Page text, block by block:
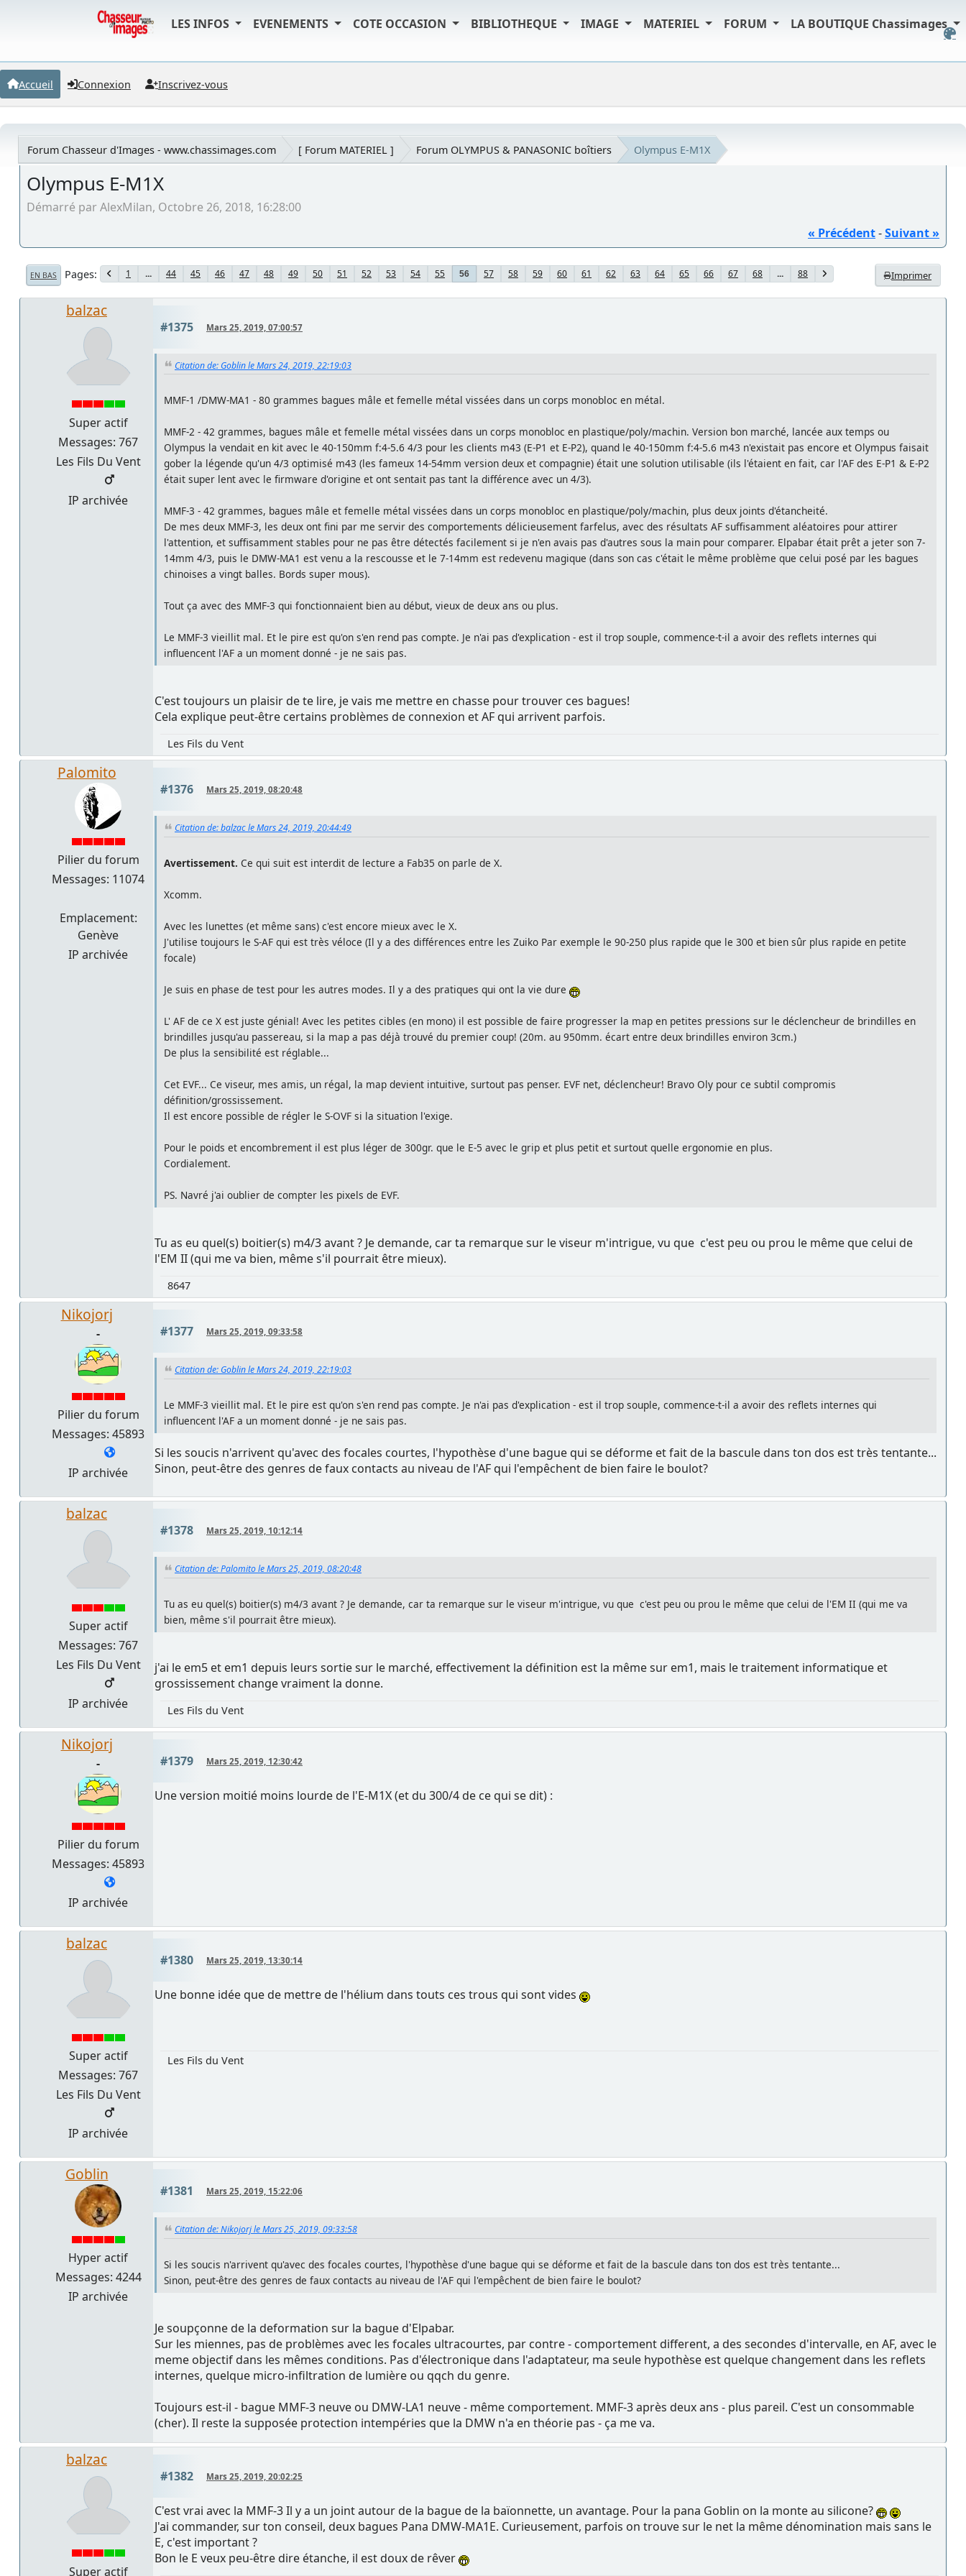
LES INFOS EVENEMENTS COTE OCCASION BIBLIOTHEQUE IMAGE MATERIEL FORUM LA BOUTIQUE Chassimages
Accueil Connexion Inscrivez-vous
Forum Chasseur d'Images - www.chassimages.com [ Forum MATERIEL ] Forum OLYMPUS & PANASONIC boîtiers Olympus E-M1X
Olympus E-M1X
Démarré par AlexMilan, Octobre 26, 2018, 16:28:00
« Précédent-Suivant »
Imprimer
EN BAS Pages 1 ... 44 45 46 47 48 49 50 51 52 53 54 55 56 57 58 59 60 61 62 63 64 65 66 67 68 ... 88
balzac
Super actif
Messages: 767
Les Fils Du Vent
IP archivée
#1375 Mars 25, 2019, 07:00:57
Citation de: Goblin le Mars 24, 2019, 22:19:03
MMF-1 /DMW-MA1 - 80 grammes bagues mâle et femelle métal vissées dans un corps monobloc en métal.
MMF-2 - 42 grammes, bagues mâle et femelle métal vissées dans un corps monobloc en plastique/poly/machin. Version bon marché, lancée aux temps ou
Olympus la vendait en kit avec le 40-150mm f:4-5.6 4/3 pour les clients m43 (E-P1 et E-P2), quand le 40-150mm f:4-5.6 m43 n'existait pas encore et Olympus faisait
gober la légende qu'un 4/3 optimisé m43 (les fameux 14-54mm version deux et compagnie) était une solution utilisable (ils l'étaient en fait, car l'AF des E-P1 & E-P2
était super lent avec le firmware d'origine et ont sentait pas tant la différence avec un 4/3).
MMF-3 - 42 grammes, bagues mâle et femelle métal vissées dans un corps monobloc en plastique/poly/machin, plus deux joints d'étancheité.
De mes deux MMF-3, les deux ont fini par me servir des comportements délicieusement farfelus, avec des résultats AF suffisamment aléatoires pour attirer
l'attention, et suffisamment stables pour ne pas être détectés facilement si je n'en avais pas d'autres sous la main pour comparer. Elpabar était prêt a jeter son 7-
14mm 4/3, puis le DMW-MA1 est venu a la rescousse et le 7-14mm est redevenu magique (dans son cas c'était le même problème que celui posé par les bagues
chinoises a vingt balles. Bords super mous).
Tout ça avec des MMF-3 qui fonctionnaient bien au début, vieux de deux ans ou plus.
Le MMF-3 vieillit mal. Et le pire est qu'on s'en rend pas compte. Je n'ai pas d'explication - est il trop souple, commence-t-il a avoir des reflets internes qui
influencent l'AF a un moment donné - je ne sais pas.
C'est toujours un plaisir de te lire, je vais me mettre en chasse pour trouver ces bagues!
Cela explique peut-être certains problèmes de connexion et AF qui arrivent parfois.
Les Fils du Vent
Palomito
Pilier du forum
Messages: 11074
Emplacement:
Genève
IP archivée
#1376 Mars 25, 2019, 08:20:48
Citation de: balzac le Mars 24, 2019, 20:44:49
Avertissement. Ce qui suit est interdit de lecture a Fab35 on parle de X.
Xcomm.
Avec les lunettes (et même sans) c'est encore mieux avec le X.
J'utilise toujours le S-AF qui est très véloce (Il y a des différences entre les Zuiko Par exemple le 90-250 plus rapide que le 300 et bien sûr plus rapide en petite
focale)
Je suis en phase de test pour les autres modes. Il y a des pratiques qui ont la vie dure
L' AF de ce X est juste génial! Avec les petites cibles (en mono) il est possible de faire progresser la map en petites pressions sur le déclencheur de brindilles en
brindilles jusqu'au passereau, si la map a pas déjà trouvé du premier coup! (20m. au 950mm. écart entre deux brindilles environ 3cm.)
De plus la sensibilité est réglable...
Cet EVF... Ce viseur, mes amis, un régal, la map devient intuitive, surtout pas penser. EVF net, déclencheur! Bravo Oly pour ce subtil compromis
définition/grossissement.
Il est encore possible de régler le S-OVF si la situation l'exige.
Pour le poids et encombrement il est plus léger de 300gr. que le E-5 avec le grip et plus petit et surtout quelle ergonomie en plus.
Cordialement.
PS. Navré j'ai oublier de compter les pixels de EVF.
Tu as eu quel(s) boitier(s) m4/3 avant ? Je demande, car ta remarque sur le viseur m'intrigue, vu que c'est peu ou prou le même que celui de
l'EM II (qui me va bien, même s'il pourrait être mieux).
8647
Nikojorj
-
Pilier du forum
Messages: 45893
IP archivée
#1377 Mars 25, 2019, 09:33:58
Citation de: Goblin le Mars 24, 2019, 22:19:03
Le MMF-3 vieillit mal. Et le pire est qu'on s'en rend pas compte. Je n'ai pas d'explication - est il trop souple, commence-t-il a avoir des reflets internes qui
influencent l'AF a un moment donné - je ne sais pas.
Si les soucis n'arrivent qu'avec des focales courtes, l'hypothèse d'une bague qui se déforme et fait de la bascule dans ton dos est très tentante...
Sinon, peut-être des genres de faux contacts au niveau de l'AF qui l'empêchent de bien faire le boulot?
balzac
Super actif
Messages: 767
Les Fils Du Vent
IP archivée
#1378 Mars 25, 2019, 10:12:14
Citation de: Palomito le Mars 25, 2019, 08:20:48
Tu as eu quel(s) boitier(s) m4/3 avant ? Je demande, car ta remarque sur le viseur m'intrigue, vu que c'est peu ou prou le même que celui de l'EM II (qui me va
bien, même s'il pourrait être mieux).
j'ai le em5 et em1 depuis leurs sortie sur le marché, effectivement la définition est la même sur em1, mais le traitement informatique et
grossissement change vraiment la donne.
Les Fils du Vent
Nikojorj
-
Pilier du forum
Messages: 45893
IP archivée
#1379 Mars 25, 2019, 12:30:42
Une version moitié moins lourde de l'E-M1X (et du 300/4 de ce qui se dit) :
balzac
Super actif
Messages: 767
Les Fils Du Vent
IP archivée
#1380 Mars 25, 2019, 13:30:14
Une bonne idée que de mettre de l'hélium dans touts ces trous qui sont vides
Les Fils du Vent
Goblin
Hyper actif
Messages: 4244
IP archivée
#1381 Mars 25, 2019, 15:22:06
Citation de: Nikojorj le Mars 25, 2019, 09:33:58
Si les soucis n'arrivent qu'avec des focales courtes, l'hypothèse d'une bague qui se déforme et fait de la bascule dans ton dos est très tentante...
Sinon, peut-être des genres de faux contacts au niveau de l'AF qui l'empêchent de bien faire le boulot?
Je soupçonne de la deformation sur la bague d'Elpabar.
Sur les miennes, pas de problèmes avec les focales ultracourtes, par contre - comportement different, a des secondes d'intervalle, en AF, avec le
meme objectif dans les mêmes conditions. Pas d'électronique dans l'adaptateur, ma seule hypothèse est quelque changement dans les reflets
internes, quelque micro-infiltration de lumière ou qqch du genre.
Toujours est-il - bague MMF-3 neuve ou DMW-LA1 neuve - même comportement. MMF-3 après deux ans - plus pareil. C'est un consommable
(cher). Il reste la supposée protection intempéries que la DMW n'a en théorie pas - ça me va.
balzac
Super actif
#1382 Mars 25, 2019, 20:02:25
C'est vrai avec la MMF-3 Il y a un joint autour de la bague de la baïonnette, un avantage. Pour la pana Goblin on la monte au silicone?
J'ai commander, sur ton conseil, deux bagues Pana DMW-MA1E. Curieusement, parfois on trouve sur le net la même dénomination mais sans le
E, c'est important ?
Bon le E veux peu-être dire étanche, il est doux de rêver